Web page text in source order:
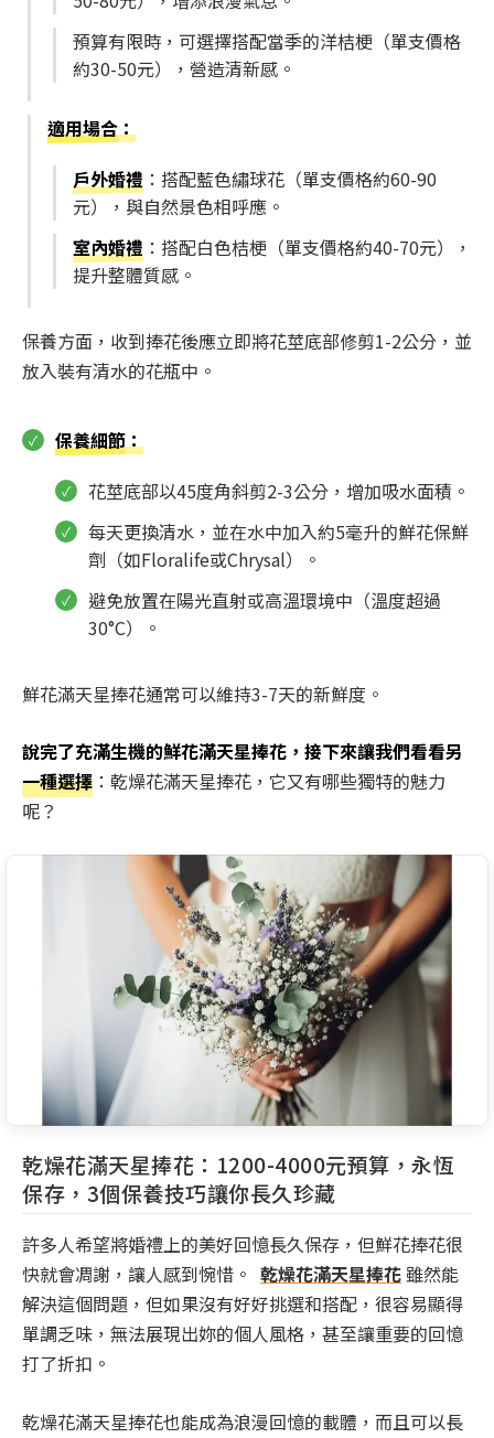
預算有限時，可選擇搭配當季的洋桔梗（單支價格
約30-50元），營造清新感。
適用場合：
戶外婚禮 ：搭配藍色繡球花（單支價格約60-90
元），與自然景色相呼應。
室內婚禮 ：搭配白色桔梗（單支價格約40-70元），
提升整體質感。
保養方面，收到捧花後應立即將花莖底部修剪1-2公分，並
放入裝有清水的花瓶中。
保養細節 ：
花莖底部以45度角斜剪2-3公分，增加吸水面積。
每天更換清水，並在水中加入約5毫升的鮮花保鮮
劑（如Floralife或Chrysal）。
避免放置在陽光直射或高溫環境中（溫度超過
30°C）。
鮮花滿天星捧花通常可以維持3-7天的新鮮度。
說完了充滿生機的鮮花滿天星捧花，接下來讓我們看看另
一種選擇 ：乾燥花滿天星捧花，它又有哪些獨特的魅力
呢？
乾燥花滿天星捧花：1200-4000元預算，永恆
保存，3個保養技巧讓你長久珍藏
許多人希望將婚禮上的美好回憶長久保存，但鮮花捧花很
快就會凋謝，讓人感到惋惜。 乾燥花滿天星捧花雖然能
解決這個問題，但如果沒有好好挑選和搭配，很容易顯得
單調乏味，無法展現出妳的個人風格，甚至讓重要的回憶
打了折扣。
乾燥花滿天星捧花也能成為浪漫回憶的載體，而且可以長